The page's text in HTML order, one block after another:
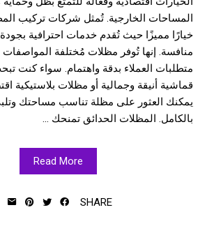
المساحات الخارجية. تُمثل شركات تركيب
خيارًا مميزًا حيث تُقدم خدمات احترافية بجودة
منافسة. إنها تُوفر مظلات مُختلفة المواصفات
متطلبات العملاء بدقة واهتمام. سواء كنت
قماشية أنيقة وجمالية أو مظلات بلاستيكية
يمكنك العثور على مظلة تناسب مساحتك
بالكامل. المظلات الحدائق تمنحك ...
Read More
SHARE